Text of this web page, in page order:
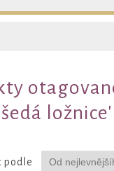
ložnice'
podle